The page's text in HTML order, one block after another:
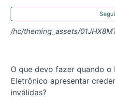
/hc/theming_assets/
O que devo fazer quando o
Eletrônico apresentar
inválidas?